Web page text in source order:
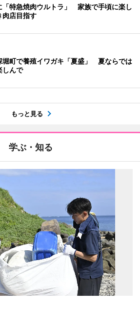
「特急焼肉ウルトラ」 家族で手頃に楽し
肉店目指す
堀町で養殖イワガキ「夏盛」 夏ならでは
しんで
もっと見る
学ぶ・知る